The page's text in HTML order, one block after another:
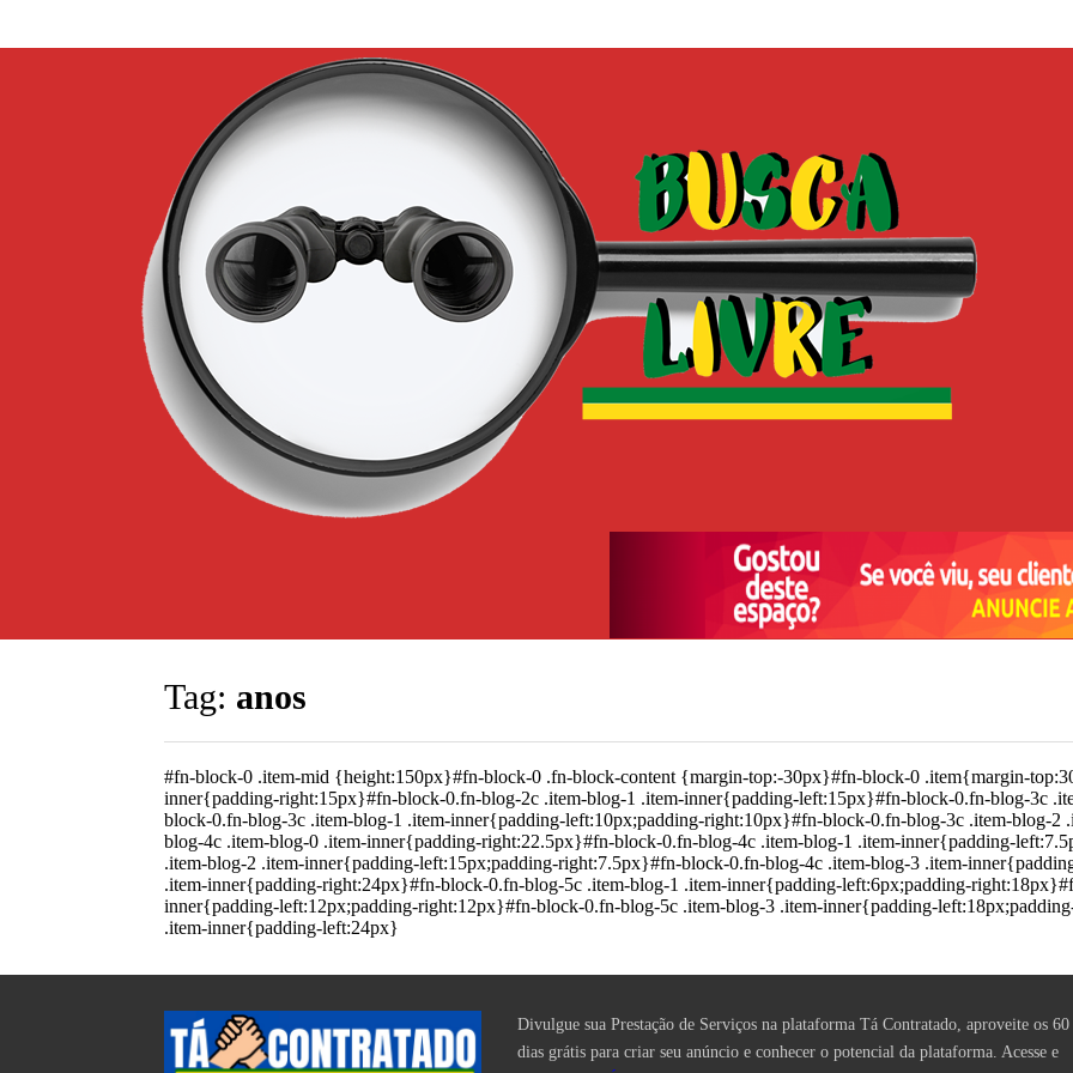
Tag: anos
#fn-block-0 .item-mid {height:150px}#fn-block-0 .fn-block-content {margin-top:-30px}#fn-block-0 .item{margin-
inner{padding-right:15px}#fn-block-0.fn-blog-2c .item-blog-1 .item-inner{padding-left:15px}#fn-block-0.fn-blog-3c
block-0.fn-blog-3c .item-blog-1 .item-inner{padding-left:10px;padding-right:10px}#fn-block-0.fn-blog-3c .item-blog-
blog-4c .item-blog-0 .item-inner{padding-right:22.5px}#fn-block-0.fn-blog-4c .item-blog-1 .item-inner{padding-
.item-blog-2 .item-inner{padding-left:15px;padding-right:7.5px}#fn-block-0.fn-blog-4c .item-blog-3 .item-
.item-inner{padding-right:24px}#fn-block-0.fn-blog-5c .item-blog-1 .item-inner{padding-left:6px;padding-
inner{padding-left:12px;padding-right:12px}#fn-block-0.fn-blog-5c .item-blog-3 .item-inner{padding-
.item-inner{padding-left:24px}
Divulgue sua Prestação de Serviços na plataforma Tá Contratado, aproveite os 60
dias grátis para criar seu anúncio e conhecer o potencial da plataforma. Acesse e